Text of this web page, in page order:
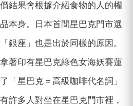
結果會根據介紹食物的人的權
本身。日本首間星巴克門市選
銀座」也是出於同樣的原因。
著印有星巴克綠色女海妖賽蓮
「星巴克＝高級咖啡代名詞」
許多人對坐在星巴克門市裡，